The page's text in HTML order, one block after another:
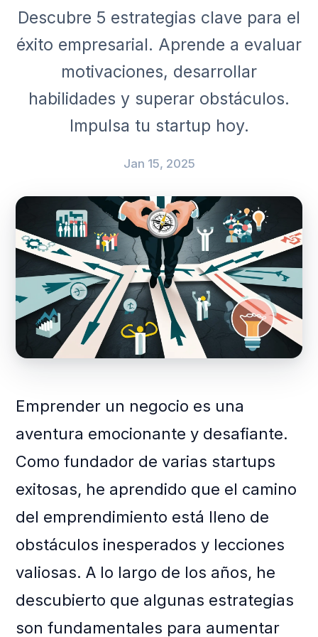
Descubre 5 estrategias clave para el
éxito empresarial. Aprende a evaluar
motivaciones, desarrollar
habilidades y superar obstáculos.
Impulsa tu startup hoy.
Jan 15, 2025
Emprender un negocio es una
aventura emocionante y desafiante.
Como fundador de varias startups
exitosas, he aprendido que el camino
del emprendimiento está lleno de
obstáculos inesperados y lecciones
valiosas. A lo largo de los años, he
descubierto que algunas estrategias
son fundamentales para aumentar